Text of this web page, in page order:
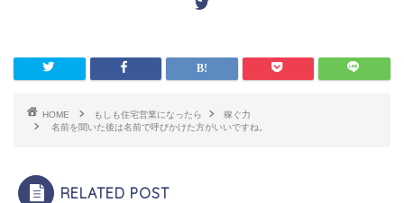
HOME もしも住宅営業になったら
稼ぐ力
名前を聞いた後は名前で呼びかけた方がいいですね。
RELATED POST